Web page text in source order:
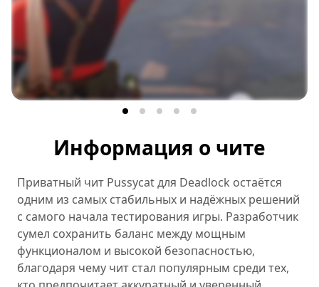
Информация о чите
Приватный чит Pussycat для Deadlock остаётся
одним из самых стабильных и надёжных решений
с самого начала тестирования игры. Разработчик
сумел сохранить баланс между мощным
функционалом и высокой безопасностью,
благодаря чему чит стал популярным среди тех,